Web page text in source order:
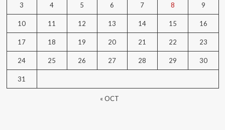
3 4 5 6 7 8 9
10 11 12 13 14 15 16
17 18 19 20 21 22 23
24 25 26 27 28 29 30
31
« OCT